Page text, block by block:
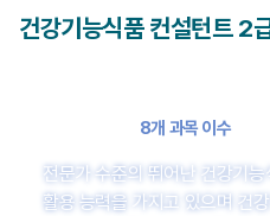
건강기능식품 컨설턴트 2
8개 과목 이수
전문가 수준의 뛰어난 건강기능
활용 능력을 가지고 있으며 건